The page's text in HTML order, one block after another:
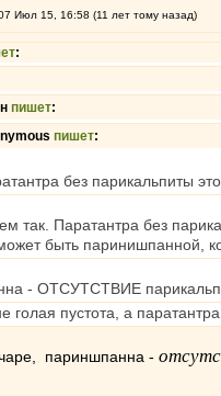
Июл 15, 16:58 (11 лет тому назад)
:
пишет:
пишет:
без парикальпиты
так. Паратантра без
быть паринишпанной,
- ОТСУТСТВИЕ
голая пустота, а
париншпанна -